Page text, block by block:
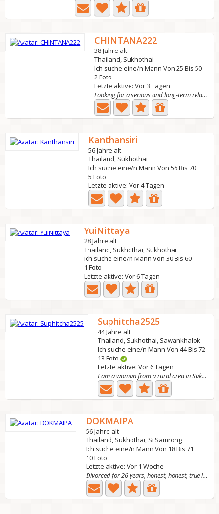
CHINTANA222
38 Jahre alt
Thailand, Sukhothai
Ich suche eine/n Mann Von 25 Bis 50
2 Foto
Letzte aktive: Vor 3 Tagen
Looking for a serious and long-term relationship. I am...
Kanthansiri
56 Jahre alt
Thailand, Sukhothai
Ich suche eine/n Mann Von 56 Bis 70
5 Foto
Letzte aktive: Vor 4 Tagen
YuiNittaya
28 Jahre alt
Thailand, Sukhothai, Sukhothai
Ich suche eine/n Mann Von 30 Bis 60
1 Foto
Letzte aktive: Vor 6 Tagen
Suphitcha2525
44 Jahre alt
Thailand, Sukhothai, Sawankhalok
Ich suche eine/n Mann Von 44 Bis 72
13 Foto
Letzte aktive: Vor 6 Tagen
I am a woman from a rural area in Sukhothai Province,...
DOKMAIPA
56 Jahre alt
Thailand, Sukhothai, Si Samrong
Ich suche eine/n Mann Von 18 Bis 71
10 Foto
Letzte aktive: Vor 1 Woche
Divorced for 26 years, honest, honest, true love, hate...